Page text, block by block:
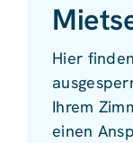
Hier
Ihrem
einen